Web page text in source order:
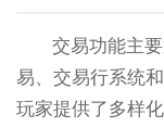
交易功能主
易、交易行系统
玩家提供了多样